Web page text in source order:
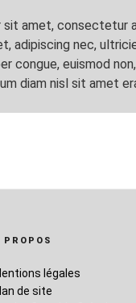
amet, consectetur
adipiscing nec,
congue, euismod
diam nisl sit amet
PROPOS
légales
de site